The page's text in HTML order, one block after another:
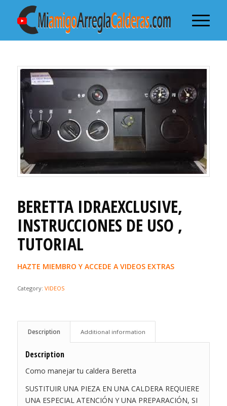
BERETTA IDRAEXCLUSIVE,
INSTRUCCIONES DE USO ,
TUTORIAL
HAZTE MIEMBRO Y ACCEDE A VIDEOS EXTRAS
Category: VIDEOS
Description Additional information
Description
Como manejar tu caldera Beretta
SUSTITUIR UNA PIEZA EN UNA CALDERA REQUIERE
UNA ESPECIAL ATENCIÓN Y UNA PREPARACIÓN, SI